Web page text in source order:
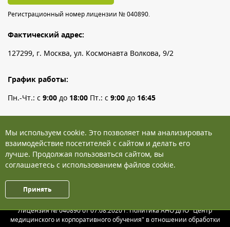
Регистрационный номер лицензии № 040890.
Фактический адрес:
127299, г. Москва, ул. Космонавта Волкова, 9/2
График работы:
Пн.-Чт.: с 9:00 до 18:00 Пт.: с 9:00 до 16:45
WhatsApp: +7 (903) 531-47-16
Электронная почта:
dpo@cmiko.ru
© 2026 Центр медицинского и корпоративного обучения
Лицензия № 040890 от 07.08.2020 г. Политика АНО ДПО "Центр
медицинского и корпоративного обучения" в отношении обработки
Мы используем cookie. Это позволяет нам анализировать
взаимодействие посетителей с сайтом и делать его
лучше. Продолжая пользоваться сайтом, вы
соглашаетесь с использованием файлов cookie.
Принять